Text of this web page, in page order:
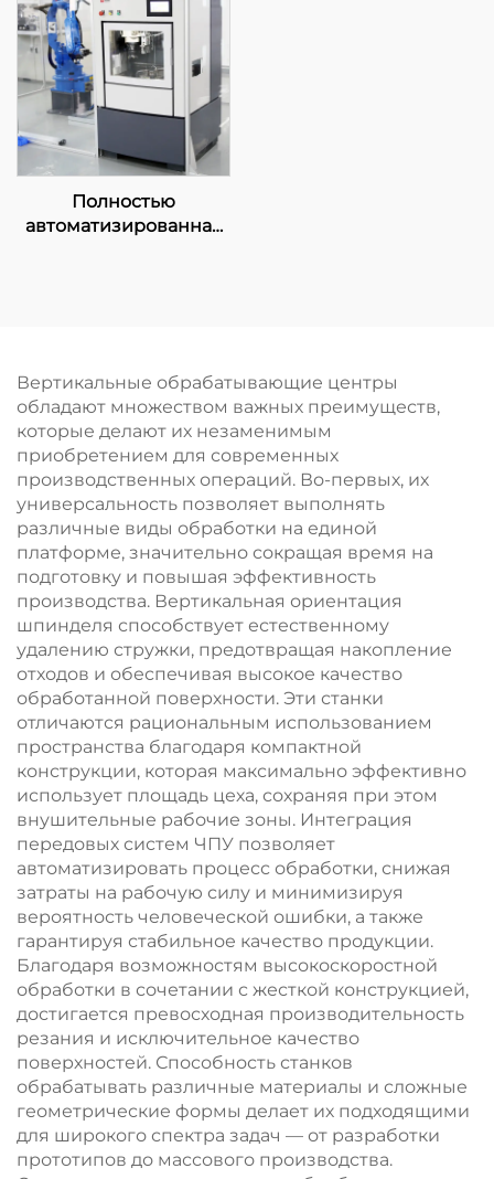
Полностью
автоматизированная
Вертикальные обрабатывающие центры
обладают множеством важных преимуществ,
которые делают их незаменимым
приобретением для современных
производственных операций. Во-первых, их
универсальность позволяет выполнять
различные виды обработки на единой
платформе, значительно сокращая время на
подготовку и повышая эффективность
производства. Вертикальная ориентация
шпинделя способствует естественному
удалению стружки, предотвращая накопление
отходов и обеспечивая высокое качество
обработанной поверхности. Эти станки
отличаются рациональным использованием
пространства благодаря компактной
конструкции, которая максимально эффективно
использует площадь цеха, сохраняя при этом
внушительные рабочие зоны. Интеграция
передовых систем ЧПУ позволяет
автоматизировать процесс обработки, снижая
затраты на рабочую силу и минимизируя
вероятность человеческой ошибки, а также
гарантируя стабильное качество продукции.
Благодаря возможностям высокоскоростной
обработки в сочетании с жесткой конструкцией,
достигается превосходная производительность
резания и исключительное качество
поверхностей. Способность станков
обрабатывать различные материалы и сложные
геометрические формы делает их подходящими
для широкого спектра задач — от разработки
прототипов до массового производства.